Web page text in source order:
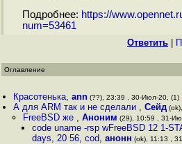
Подробнее: https://
num=53461
Ответить
Оглавление
Красотенька,ann (??), 23:39 , 30-Июл-20, (1)
А для ARM так и не сделали ,Сейд
FreeBSD же , Аноним (29), 10:59 , 31-
code uname -rsp wFreeBSD 12 1-
days, 20 56, cod, анонн (ok), 11:13 ,